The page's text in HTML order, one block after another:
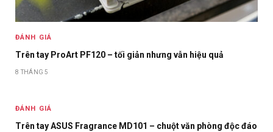
ĐÁNH GIÁ
Trên tay ProArt PF120 – tối giản nhưng vẫn hiệu quả
8 THÁNG 5
ĐÁNH GIÁ
Trên tay ASUS Fragrance MD101 – chuột văn phòng độc đáo